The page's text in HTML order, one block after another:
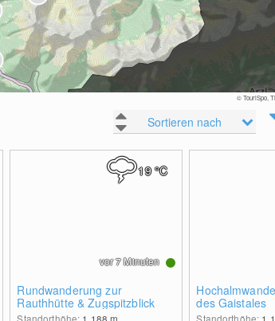
© TouriSpo,
Sortieren nach
Rundwanderung zur
Rauthhütte & Zugspitzblick
Standorthöhe: 1,188m
19°C
vor 7 Minuten
des Gaistales
Standorthöhe: